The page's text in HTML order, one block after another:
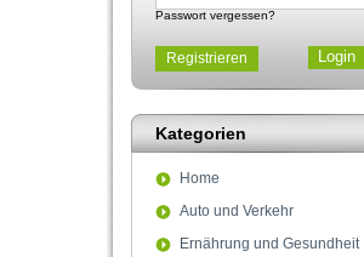
Passwort vergessen?
Registrieren
Kategorien
Home
Auto und Verkehr
Ernährung und Gesundheit